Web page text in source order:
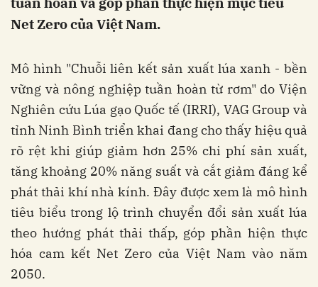
Net Zero của Việt Nam.
Mô hình "Chuỗi liên kết sản xuất lúa xanh - bền
vững và nông nghiệp tuần hoàn từ rơm" do Viện
Nghiên cứu Lúa gạo Quốc tế (IRRI), VAG Group và
tỉnh Ninh Bình triển khai đang cho thấy hiệu quả
rõ rệt khi giúp giảm hơn 25% chi phí sản xuất,
tăng khoảng 20% năng suất và cắt giảm đáng kể
phát thải khí nhà kính. Đây được xem là mô hình
tiêu biểu trong lộ trình chuyển đổi sản xuất lúa
theo hướng phát thải thấp, góp phần hiện thực
hóa cam kết Net Zero của Việt Nam vào năm
2050.